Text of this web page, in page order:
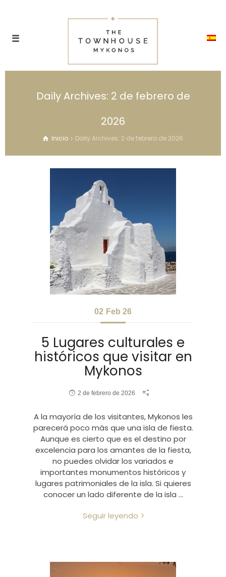
Daily Archives: 2 de febrero de
2026
Inicio Daily Archives: 2 de febrero de 2026
02 Feb 26
5 Lugares culturales e
históricos que visitar en
Mykonos
2 de febrero de 2026
A la mayoría de los visitantes, Mykonos les
parecerá poco más que una isla de fiesta.
Aunque es cierto que es el destino por
excelencia para los amantes de la fiesta,
no puedes olvidar los variados e
importantes monumentos históricos y
lugares patrimoniales de la isla. Si quieres
conocer un lado diferente de la isla …
Seguir leyendo